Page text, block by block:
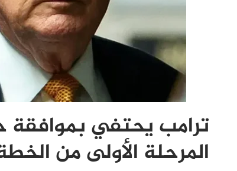
ترامب يحتفي بموافقة
المرحلة الأولى من